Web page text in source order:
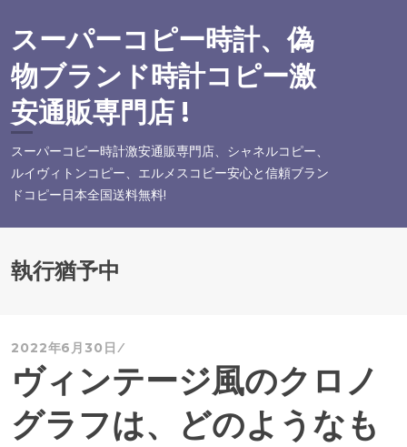
テ
ン
ツ
へ
スーパーコピー時計、偽
物ブランド時計コピー激
安通販専門店 !
スーパーコピー時計激安通販専門店、シャネルコピー、
ルイヴィトンコピー、エルメスコピー安心と信頼ブラン
ドコピー日本全国送料無料!
執行猶予中
2022年6月30日
ヴィンテージ風のクロノ
グラフは、どのようなも